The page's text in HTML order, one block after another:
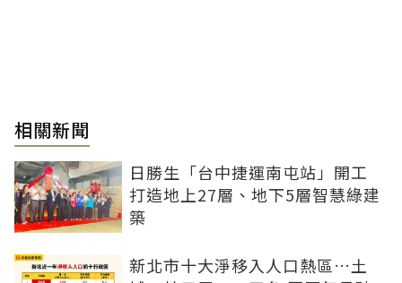
相關新聞
日勝生「台中捷運南屯站」開工
打造地上27層、地下5層智慧綠建
築
新北市十大淨移入人口熱區…土